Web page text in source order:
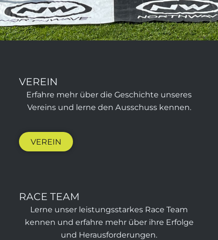
VEREIN
Erfahre mehr über die Geschichte unseres
Vereins und lerne den Ausschuss kennen.
VEREIN
RACE TEAM​
Lerne unser leistungsstarkes Race Team
kennen und erfahre mehr über ihre Erfolge
und Herausforderungen.